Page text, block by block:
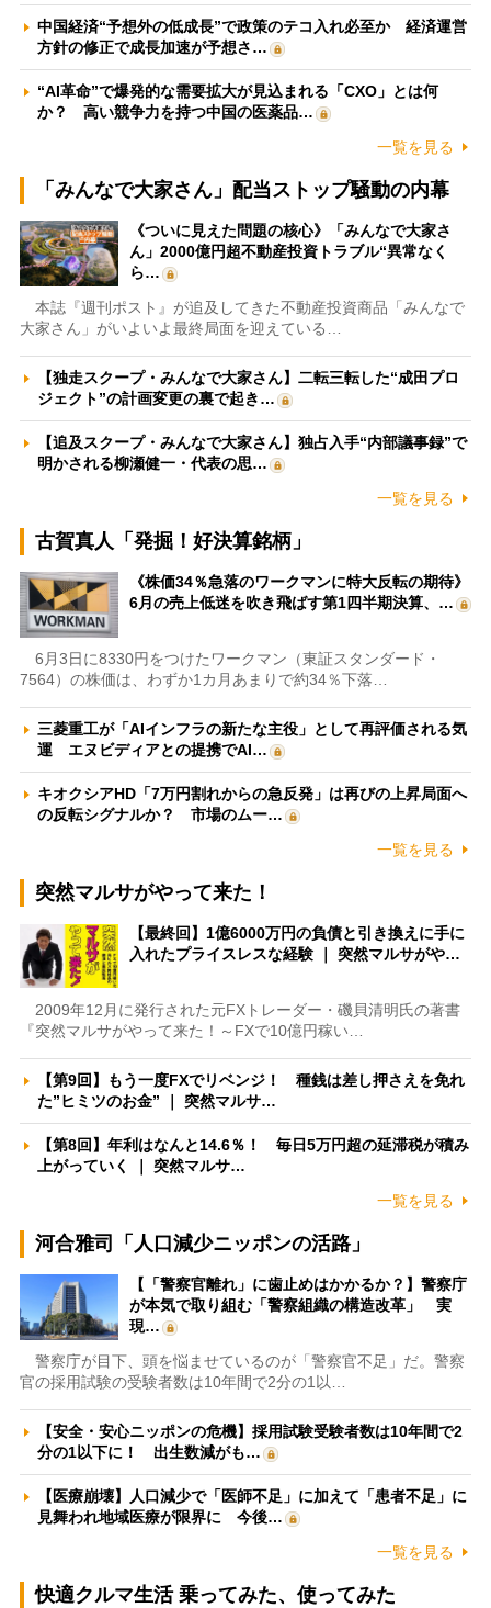
中国経済“予想外の低成長”で政策のテコ入れ必至か 経済運営
方針の修正で成長加速が予想さ…
“AI革命”で爆発的な需要拡大が見込まれる「CXO」とは何
か？ 高い競争力を持つ中国の医薬品…
一覧を見る
「みんなで大家さん」配当ストップ騒動の内幕
《ついに見えた問題の核心》「みんなで大家さ
ん」2000億円超不動産投資トラブル“異常なく
ら…
本誌『週刊ポスト』が追及してきた不動産投資商品「みんなで
大家さん」がいよいよ最終局面を迎えている…
【独走スクープ・みんなで大家さん】二転三転した“成田プロ
ジェクト”の計画変更の裏で起き…
【追及スクープ・みんなで大家さん】独占入手“内部議事録”で
明かされる柳瀬健一・代表の思…
一覧を見る
古賀真人「発掘！好決算銘柄」
《株価34％急落のワークマンに特大反転の期待》
6月の売上低迷を吹き飛ばす第1四半期決算、…
6月3日に8330円をつけたワークマン（東証スタンダード・
7564）の株価は、わずか1カ月あまりで約34％下落…
三菱重工が「AIインフラの新たな主役」として再評価される気
運 エヌビディアとの提携でAI…
キオクシアHD「7万円割れからの急反発」は再びの上昇局面へ
の反転シグナルか？ 市場のムー…
一覧を見る
突然マルサがやって来た！
【最終回】1億6000万円の負債と引き換えに手に
入れたプライスレスな経験 ｜ 突然マルサがや…
2009年12月に発行された元FXトレーダー・磯貝清明氏の著書
『突然マルサがやって来た！～FXで10億円稼い…
【第9回】もう一度FXでリベンジ！ 種銭は差し押さえを免れ
た”ヒミツのお金” ｜ 突然マルサ…
【第8回】年利はなんと14.6％！ 毎日5万円超の延滞税が積み
上がっていく ｜ 突然マルサ…
一覧を見る
河合雅司「人口減少ニッポンの活路」
【「警察官離れ」に歯止めはかかるか？】警察庁
が本気で取り組む「警察組織の構造改革」 実
現…
警察庁が目下、頭を悩ませているのが「警察官不足」だ。警察
官の採用試験の受験者数は10年間で2分の1以…
【安全・安心ニッポンの危機】採用試験受験者数は10年間で2
分の1以下に！ 出生数減がも…
【医療崩壊】人口減少で「医師不足」に加えて「患者不足」に
見舞われ地域医療が限界に 今後…
一覧を見る
快適クルマ生活 乗ってみた、使ってみた